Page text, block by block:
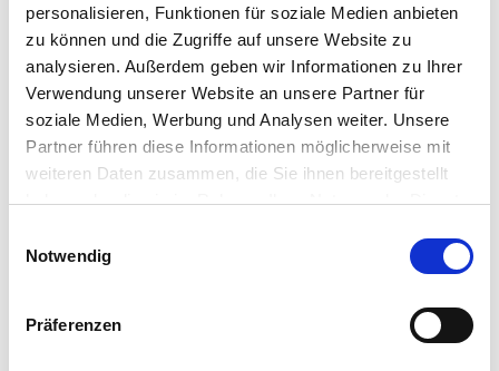
personalisieren, Funktionen für soziale Medien anbieten
zu können und die Zugriffe auf unsere Website zu
analysieren. Außerdem geben wir Informationen zu Ihrer
Verwendung unserer Website an unsere Partner für
soziale Medien, Werbung und Analysen weiter. Unsere
Partner führen diese Informationen möglicherweise mit
weiteren Daten zusammen, die Sie ihnen bereitgestellt
haben oder die sie im Rahmen Ihrer Nutzung der Dienste
Notwendig
Präferenzen
Diele
3,00 qm
Hauswirtschaftsraum 1,58 qm
Terrasse zu 1/2
11,00 qm
Obergeschoss
Arbeit/Schlafen 2 17,28 qm
Bad
9,68 qm
Flur
6,87 qm
Kind 2